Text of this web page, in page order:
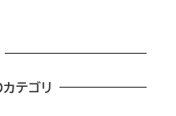
テゴリ